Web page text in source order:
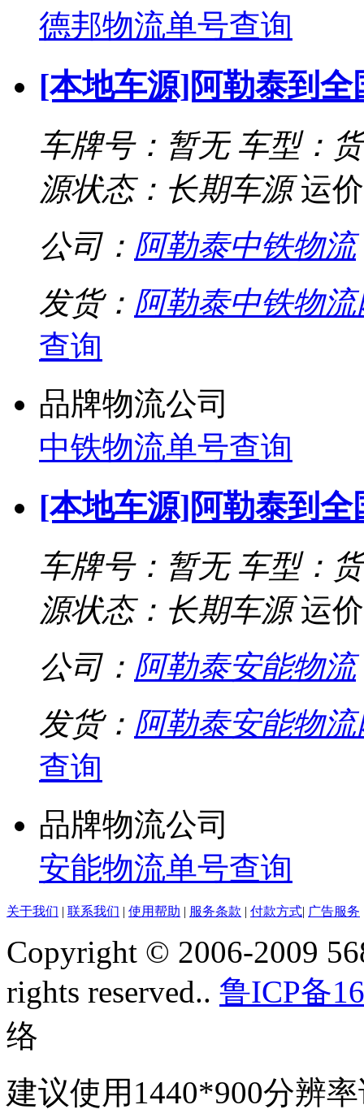
德邦物流单号查询
[本地车源]阿勒泰到
车牌号：暂无 车型：
源状态：长期车源运
公司： 阿勒泰中铁物流
发货： 阿勒泰中铁物
查询
品牌物流公司
中铁物流单号查询
[本地车源]阿勒泰到
车牌号：暂无 车型：
源状态：长期车源运
公司： 阿勒泰安能物流
发货： 阿勒泰安能物
查询
品牌物流公司
安能物流单号查询
关于我们 | 联系我们 | 使用帮助 | 服务条款 | 付款方式| 广告服务
Copyright © 2006-2009
rights reserved.. 鲁ICP备
络
建议使用1440*900分辨